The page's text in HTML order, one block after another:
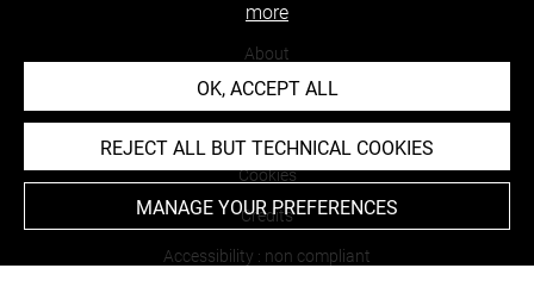
About
Contact Us
Cookies
Credits
Accessibility : non compliant
more
OK, ACCEPT ALL
REJECT ALL BUT TECHNICAL COOKIES
MANAGE YOUR PREFERENCES